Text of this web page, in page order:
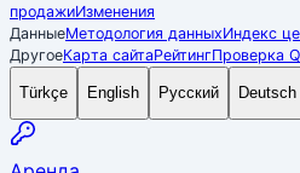
продажиИзменения
ДанныеМетодология данныхИндекс
ДругоеКарта сайтаРейтингПроверка
Türkçe English Русский Deutsch